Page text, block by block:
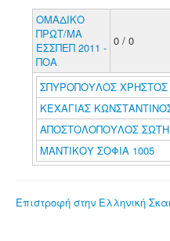
ΟΜΑΔΙΚΟ
ΠΡΩΤ/ΜΑ
ΕΣΣΠΕΠ 2011 -
ΠΟΑ
0 / 0
ΣΠΥΡΟΠΟΥΛΟΣ ΧΡΗΣΤΟΣ
ΚΕΧΑΓΙΑΣ
ΑΠΟΣΤΟΛΟΠΟΥΛΟΣ
ΜΑΝΤΙΚΟΥ ΣΟΦΙΑ 1005
Επιστροφή στην Ελληνική